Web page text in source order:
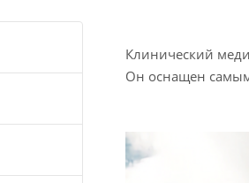
Клинический
Он оснащен